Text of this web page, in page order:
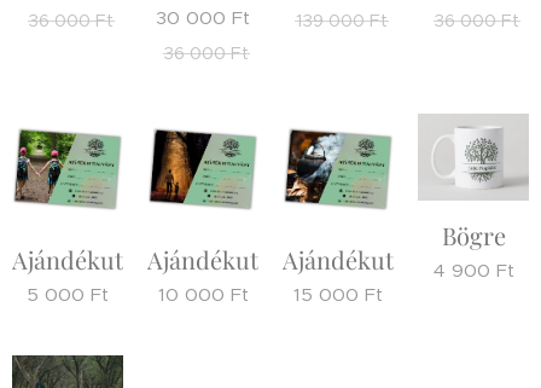
36 000Ft 30 000 Ft
36 000Ft
139 000Ft 36 000Ft
Ajándékutalvány
5 000 Ft
Ajándékutalvány
10 000 Ft
Ajándékutalvány
15 000 Ft
Bögre
4 900 Ft